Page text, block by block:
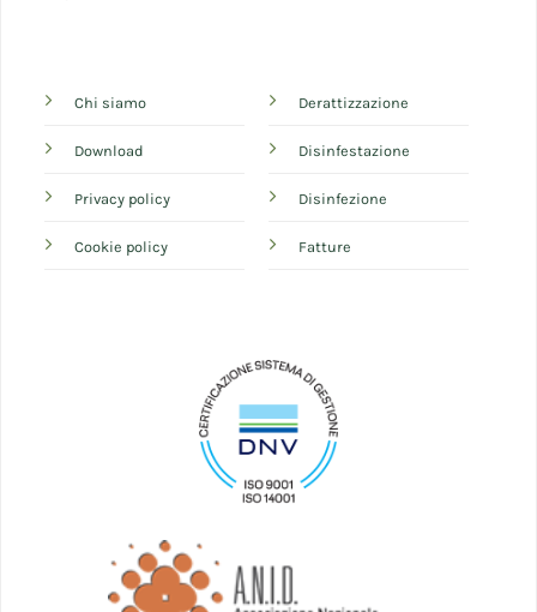
Chi siamo
Download
Privacy policy
Cookie policy
Derattizzazione
Disinfestazione
Disinfezione
Fatture